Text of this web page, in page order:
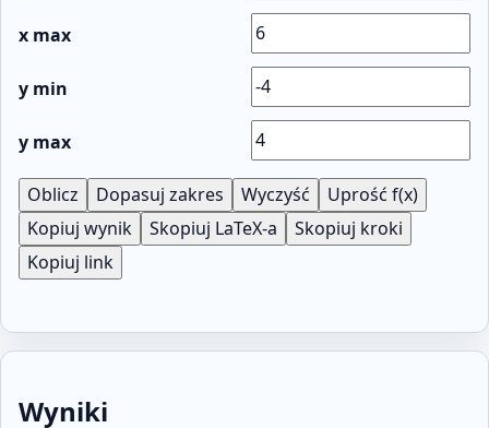
x max
y min
y max
Oblicz Dopasuj zakres Wyczyść
Uprość f(x)
Kopiuj wynik
Skopiuj LaTeX-a
Skopiuj kroki
Kopiuj link
Wyniki